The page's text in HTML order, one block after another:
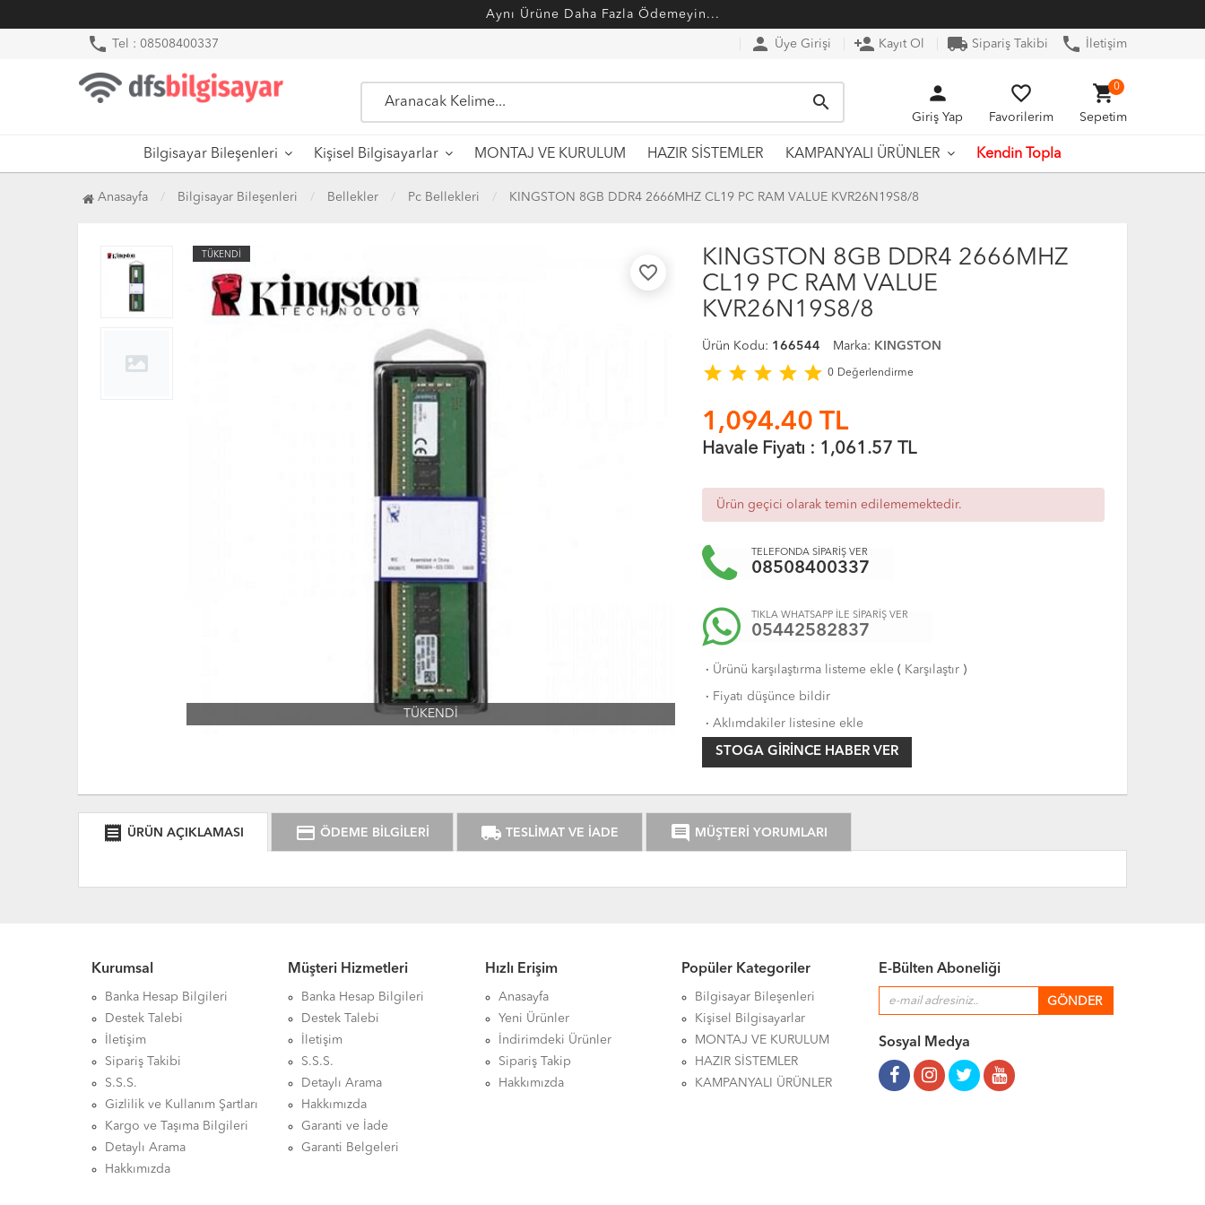
Aynı Ürüne Daha Fazla Ödemeyin...
phone Tel : 08508400337 person Üye Girişi person_add Kayıt Ol local_shipping Sipariş Takibi phone İletişim
search person
Giriş Yap
favorite_border
Favorilerim
shopping_cart
Sepetim
0
Bilgisayar Bileşenleri Kişisel Bilgisayarlar MONTAJ VE KURULUM HAZIR SİSTEMLER KAMPANYALI ÜRÜNLER Kendin Topla
Anasayfa Bilgisayar Bileşenleri Bellekler Pc Bellekleri KINGSTON 8GB DDR4 2666MHZ CL19 PC RAM VALUE KVR26N19S8/8
TÜKENDİ
favorite_border
TÜKENDİ
KINGSTON 8GB DDR4 2666MHZ
CL19 PC RAM VALUE
KVR26N19S8/8
Ürün Kodu: 166544 Marka: KINGSTON
star star star star star 0 Değerlendirme
1,094.40 TL
Havale Fiyatı : 1,061.57 TL
Ürün geçici olarak temin edilememektedir.
TELEFONDA SİPARİŞ VER
08508400337
TIKLA WHATSAPP İLE SİPARİŞ VER
05442582837
· Ürünü karşılaştırma listeme ekle( Karşılaştır)
· Fiyatı düşünce bildir
· Aklımdakiler listesine ekle
STOGA GIRINCE HABER VER
receipt ÜRÜN AÇIKLAMASI credit_card ÖDEME BİLGİLERİ local_shipping TESLİMAT VE İADE comment MÜŞTERİ YORUMLARI
Kurumsal
Banka Hesap Bilgileri
Destek Talebi
İletişim
Sipariş Takibi
S.S.S.
Gizlilik ve Kullanım Şartları
Kargo ve Taşıma Bilgileri
Detaylı Arama
Hakkımızda
Müşteri Hizmetleri
Banka Hesap Bilgileri
Destek Talebi
İletişim
S.S.S.
Detaylı Arama
Hakkımızda
Garanti ve İade
Garanti Belgeleri
Hızlı Erişim
Anasayfa
Yeni Ürünler
İndirimdeki Ürünler
Sipariş Takip
Hakkımızda
Popüler Kategoriler
Bilgisayar Bileşenleri
Kişisel Bilgisayarlar
MONTAJ VE KURULUM
HAZIR SİSTEMLER
KAMPANYALI ÜRÜNLER
E-Bülten Aboneliği
Sosyal Medya